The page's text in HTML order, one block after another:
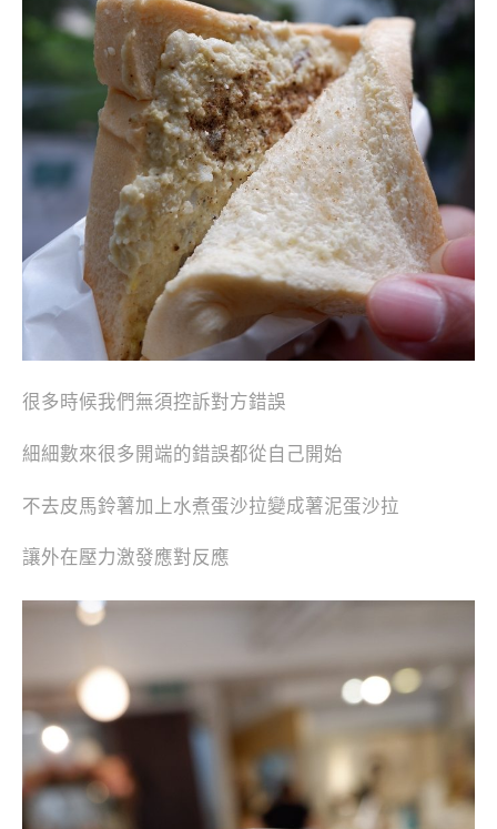
很多時候我們無須控訴對方錯誤
細細數來很多開端的錯誤都從自己開始
不去皮馬鈴薯加上水煮蛋沙拉變成薯泥蛋沙拉
讓外在壓力激發應對反應